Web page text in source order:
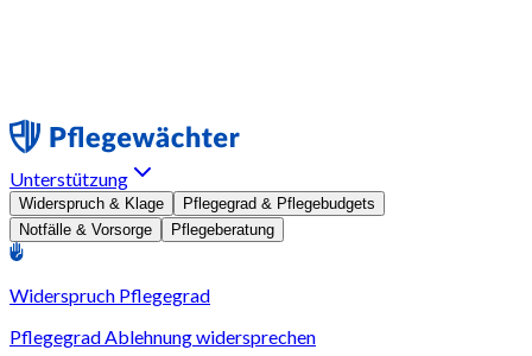
Unterstützung
Widerspruch & Klage
Pflegegrad & Pflegebudgets
Notfälle & Vorsorge
Pflegeberatung
Widerspruch Pflegegrad
Pflegegrad Ablehnung widersprechen